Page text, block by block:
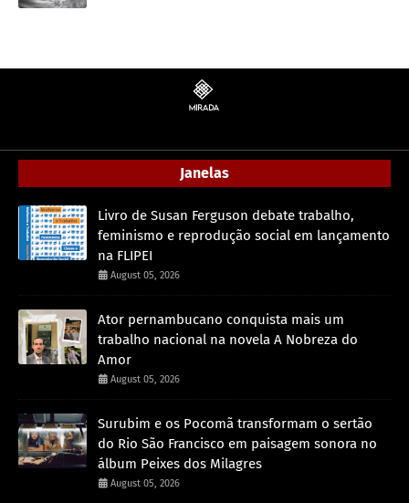
Janelas
Livro de Susan Ferguson debate trabalho,
feminismo e reprodução social em lançamento
na FLIPEI
August 05, 2026
Ator pernambucano conquista mais um
trabalho nacional na novela A Nobreza do
Amor
August 05, 2026
Surubim e os Pocomã transformam o sertão
do Rio São Francisco em paisagem sonora no
álbum Peixes dos Milagres
August 05, 2026